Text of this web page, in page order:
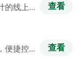
的线上
查看
便捷控
查看